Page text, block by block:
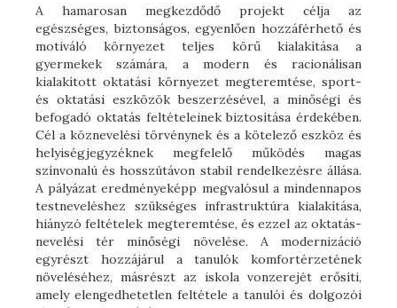
A hamarosan megkezdődő projekt célja az
egészséges, biztonságos, egyenlően hozzáférhető és
motiváló környezet teljes körű kialakítása a
gyermekek számára, a modern és racionálisan
kialakított oktatási környezet megteremtése, sport-
és oktatási eszközök beszerzésével, a minőségi és
befogadó oktatás feltételeinek biztosítása érdekében.
Cél a köznevelési törvénynek és a kötelező eszköz és
helyiségjegyzéknek megfelelő működés magas
színvonalú és hosszútávon stabil rendelkezésre állása.
A pályázat eredményeképp megvalósul a mindennapos
testneveléshez szükséges infrastruktúra kialakítása,
hiányzó feltételek megteremtése, és ezzel az oktatás-
nevelési tér minőségi növelése. A modernizáció
egyrészt hozzájárul a tanulók komfortérzetének
növeléséhez, másrészt az iskola vonzerejét erősíti,
amely elengedhetetlen feltétele a tanulói és dolgozói